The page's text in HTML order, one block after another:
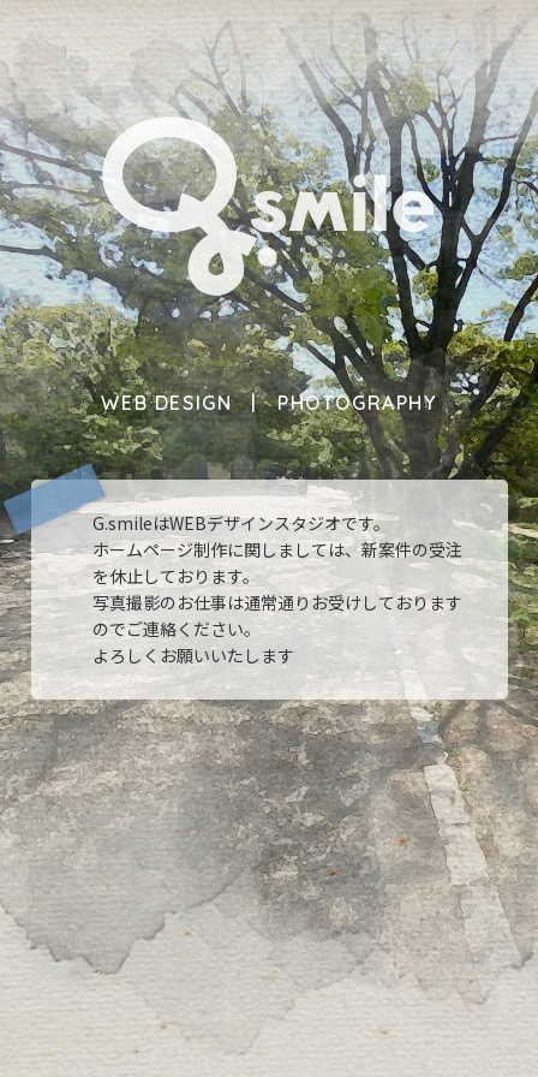
WEB DESIGN PHOTOGRAPHY
G.smileはWEBデザインスタジオです。
ホームページ制作に関しましては、新案件の受注
を休止しております。
写真撮影のお仕事は通常通りお受けしております
のでご連絡ください。
よろしくお願いいたします